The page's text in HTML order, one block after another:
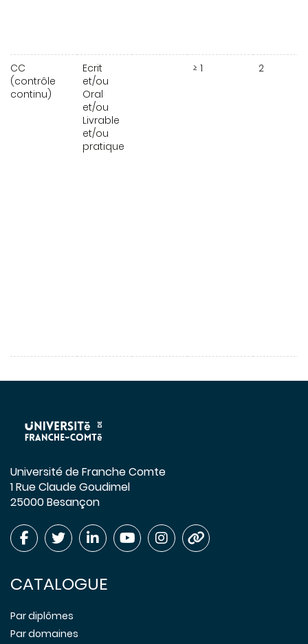
CC
(contrôle
continu)
Ecrit
et/ou
Oral
et/ou
Livrable
et/ou
pratique
≥ 1 2
Université de Franche Comte
1 Rue Claude Goudimel
25000 Besançon
CATALOGUE
Par diplômes
Par domaines